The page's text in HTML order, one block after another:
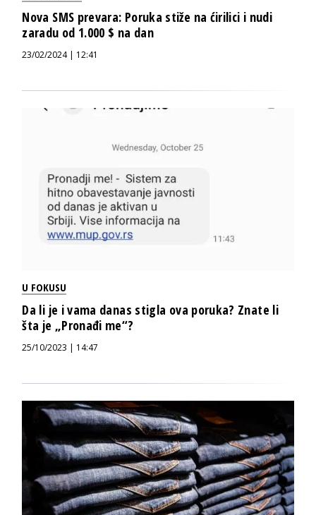
Nova SMS prevara: Poruka stiže na ćirilici i nudi
zaradu od 1.000 $ na dan
23/02/2024 | 12:41
U FOKUSU
Da li je i vama danas stigla ova poruka? Znate li
šta je „Pronađi me“?
25/10/2023 | 14:47